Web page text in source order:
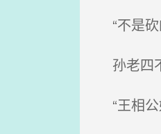
“不是砍
孙老四
“王相公